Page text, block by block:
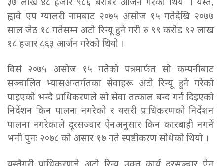
३७ लाख ४८ हजार ९८६ बराबर आर्जन गरेको थियो । यस्तै,
ह्वावे एप ग्यालरी नामबाट २०७५ असोज १५ गतेदेखि २०७७
साल जेठ १८ गतेसम्म अटो रिन्यू हुने गरी रु ९९ करोड ९२ लाख
१८ हजार ८६३ आर्जन गरेको थियो ।
विसं २०७५ असोज १५ गतेको पत्रमार्फत सो कम्पनीबाट
सञ्चालित भ्यासअन्तर्गतका सेवाहरू अटो रिन्यू हुने गरेको
पाइएको भन्दै प्राधिकरणले सो सेवा तत्काल बन्द गर्न दिइएको
निर्देशन किन पालना नगरेको र यसरी प्राधिकरणको निर्देशन
पालना नगरेकाले दूरसञ्चार ऐनअनुसार किन कारबाही नगर्ने
भनी पुनः २०७८ को असार १७ गते स्पष्टीकरण सोधेको थियो ।